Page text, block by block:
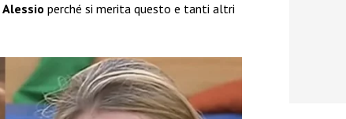
Alessio perché si merita questo e tanti altri